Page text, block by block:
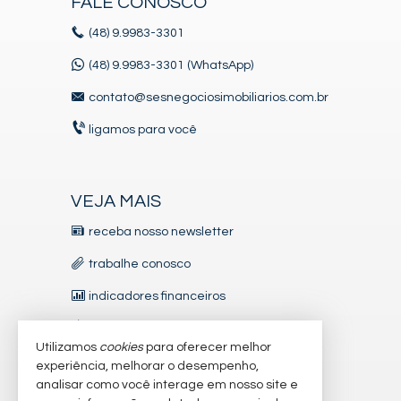
Ar Condicionado
Sistema de Alarme
Piso Porcelanato
Infra para Ar Split
Fechadura Eletrônica
Área de Serviço
Sala para 2 Ambientes
Gerador
Sala de Jogos
Salão de Festas
(48) 9.9983-3301
(48) 9.9983-3301 (WhatsApp)
contato@sesnegociosimobiliarios.com.br
ligamos para você
VEJA MAIS
receba nosso newsletter
trabalhe conosco
indicadores financeiros
mapa de imóveis
Utilizamos cookiespara oferecer melhor
experiência, melhorar o desempenho,
analisar como você interage em nosso site e